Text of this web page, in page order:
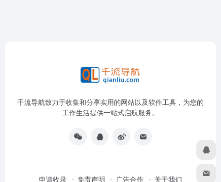
千流导航致力于收集和分享实用的网站以及软件工具，为您的
工作生活提供一站式启航服务。
申请收录 免责声明 广告合作 关于我们